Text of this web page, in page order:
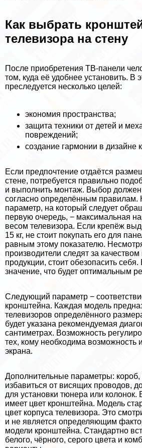
Как выбрать
телевизора на стену
После приобретения ТВ-панели
том, куда её удобнее установить. В
преследуется несколько целей:
экономия прострaнcтва;
защита техники от детей и
повреждений;
создание гармонии в дизайне
Если предпочтение отдаётся
стене, потребуется правильно
и выполнить монтаж. Выбор должен
согласно определённым
параметр, на который следует
первую очередь, − максимальная
весом телевизора. Если крепёж
15 кг, не стоит покупать его для
равным этому показателю.
производители следят за
продукции, стоит обезопасить
значение, что будет оптимальным
Следующий параметр −
кронштейна. Каждая модель
телевизоров определённого
будет указана рекомендуемая
сантиметрах. Возможность
тех, кому необходима возможность
экрана.
Дополнительные параметры:
избавиться от висящих проводов,
для установки тюнера или
имеет цвет кронштейна. Модель
цвет корпуса телевизора. Это
и не является определяющим
модели кронштейна. Стандартно
белого, чёрного, серого цвета и